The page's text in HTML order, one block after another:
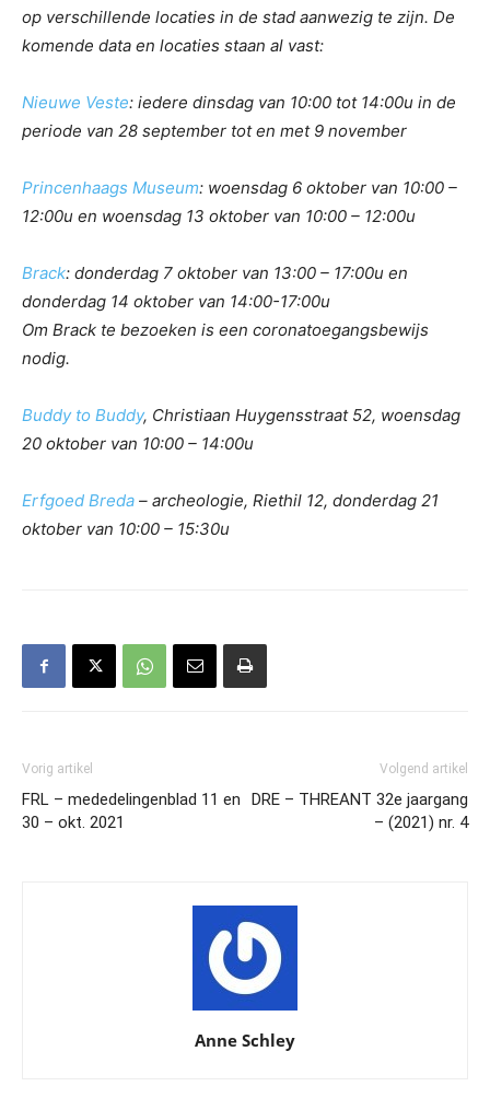
op verschillende locaties in de stad aanwezig te zijn. De
komende data en locaties staan al vast:
Nieuwe Veste: iedere dinsdag van 10:00 tot 14:00u in de
periode van 28 september tot en met 9 november
Princenhaags Museum: woensdag 6 oktober van 10:00 –
12:00u en woensdag 13 oktober van 10:00 – 12:00u
Brack: donderdag 7 oktober van 13:00 – 17:00u en
donderdag 14 oktober van 14:00-17:00u
Om Brack te bezoeken is een coronatoegangsbewijs
nodig.
Buddy to Buddy, Christiaan Huygensstraat 52, woensdag
20 oktober van 10:00 – 14:00u
Erfgoed Breda – archeologie, Riethil 12, donderdag 21
oktober van 10:00 – 15:30u
Vorig artikel
FRL – mededelingenblad 11 en
30 – okt. 2021
Volgend artikel
DRE – THREANT 32e jaargang
– (2021) nr. 4
Anne Schley